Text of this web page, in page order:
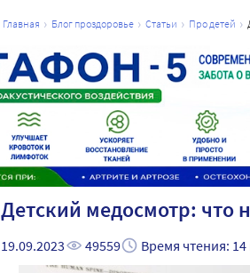
главная блог проздоровье статьи про детей
Детский медосмотр: что
19.09.2023 49559 Время чтения: